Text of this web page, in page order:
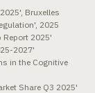
Bruxelles
2025
Report 2025'
2027'
in the Cognitive
Share Q3 2025'